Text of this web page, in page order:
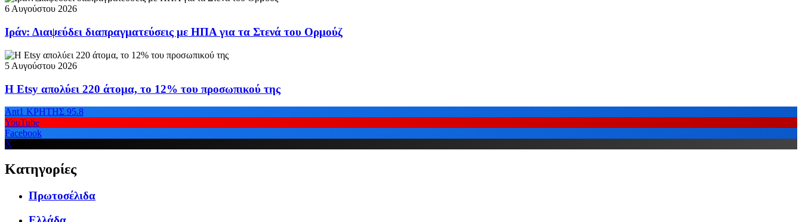
6 Αυγούστου 2026
Ιράν: Διαψεύδει διαπραγματεύσεις με ΗΠΑ για τα Στενά του Ορμούζ
5 Αυγούστου 2026
Η Etsy απολύει 220 άτομα, το 12% του προσωπικού της
Ant1 ΚΡΗΤΗΣ 95.8
YouTube
Facebook
X
Κατηγορίες
Πρωτοσέλιδα